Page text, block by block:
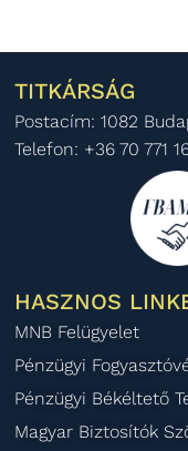
TITKÁRSÁG
Postacím: 1082
Telefon: +36 70 771
HASZNOS
MNB Felügyelet
Pénzügyi
Pénzügyi Békéltető
Magyar Biztosítók